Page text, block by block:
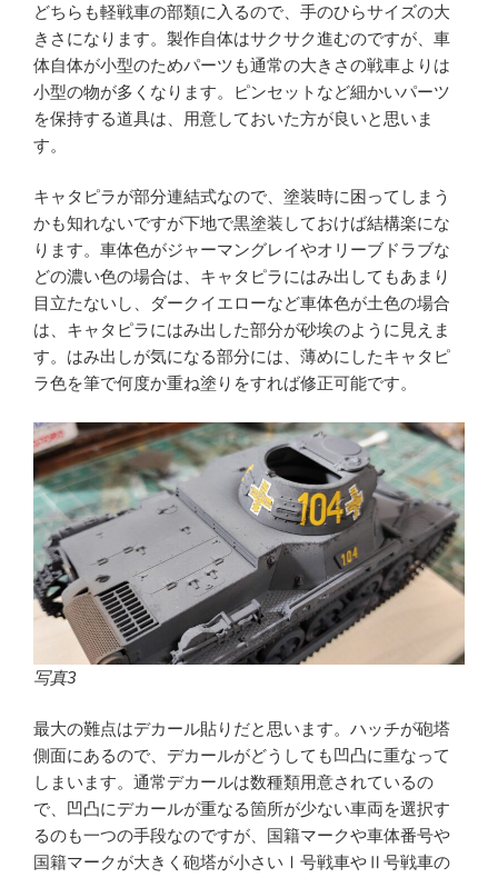
どちらも軽戦車の部類に入るので、手のひらサイズの大
きさになります。製作自体はサクサク進むのですが、車
体自体が小型のためパーツも通常の大きさの戦車よりは
小型の物が多くなります。ピンセットなど細かいパーツ
を保持する道具は、用意しておいた方が良いと思いま
す。
キャタピラが部分連結式なので、塗装時に困ってしまう
かも知れないですが下地で黒塗装しておけば結構楽にな
ります。車体色がジャーマングレイやオリーブドラブな
どの濃い色の場合は、キャタピラにはみ出してもあまり
目立たないし、ダークイエローなど車体色が土色の場合
は、キャタピラにはみ出した部分が砂埃のように見えま
す。はみ出しが気になる部分には、薄めにしたキャタピ
ラ色を筆で何度か重ね塗りをすれば修正可能です。
写真3
最大の難点はデカール貼りだと思います。ハッチが砲塔
側面にあるので、デカールがどうしても凹凸に重なって
しまいます。通常デカールは数種類用意されているの
で、凹凸にデカールが重なる箇所が少ない車両を選択す
るのも一つの手段なのですが、国籍マークや車体番号や
国籍マークが大きく砲塔が小さいⅠ号戦車やⅡ号戦車の